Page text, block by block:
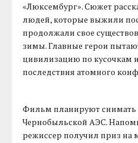
«Люксембург». Сюжет
людей, которые выжили
продолжали свое
зимы. Главные герои
цивилизацию по кусочкам
последствия атомного
Фильм планируют снимать
Чернобыльской АЭС.
режиссер получил приз